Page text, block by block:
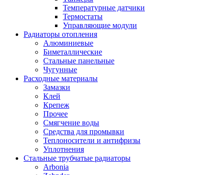
Температурные датчики
Термостаты
Управляющие модули
Радиаторы отопления
Алюминиевые
Биметаллические
Стальные панельные
Чугунные
Расходные материалы
Замазки
Клей
Крепеж
Прочее
Смягчение воды
Средства для промывки
Теплоносители и антифризы
Уплотнения
Стальные трубчатые радиаторы
Arbonia